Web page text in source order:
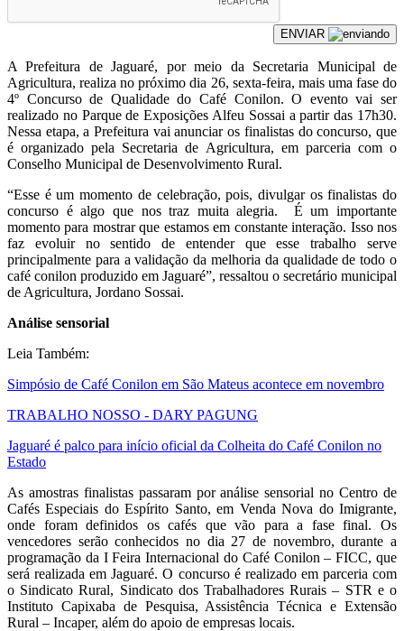
ENVIAR
A Prefeitura de Jaguaré, por meio da Secretaria Municipal de
Agricultura, realiza no próximo dia 26, sexta-feira, mais uma fase do
4º Concurso de Qualidade do Café Conilon. O evento vai ser
realizado no Parque de Exposições Alfeu Sossai a partir das 17h30.
Nessa etapa, a Prefeitura vai anunciar os finalistas do concurso, que
é organizado pela Secretaria de Agricultura, em parceria com o
Conselho Municipal de Desenvolvimento Rural.
“Esse é um momento de celebração, pois, divulgar os finalistas do
concurso é algo que nos traz muita alegria. É um importante
momento para mostrar que estamos em constante interação. Isso nos
faz evoluir no sentido de entender que esse trabalho serve
principalmente para a validação da melhoria da qualidade de todo o
café conilon produzido em Jaguaré”, ressaltou o secretário municipal
de Agricultura, Jordano Sossai.
Análise sensorial
Leia Também:
Simpósio de Café Conilon em São Mateus acontece em novembro
TRABALHO NOSSO - DARY PAGUNG
Jaguaré é palco para início oficial da Colheita do Café Conilon no
Estado
As amostras finalistas passaram por análise sensorial no Centro de
Cafés Especiais do Espírito Santo, em Venda Nova do Imigrante,
onde foram definidos os cafés que vão para a fase final. Os
vencedores serão conhecidos no dia 27 de novembro, durante a
programação da I Feira Internacional do Café Conilon – FICC, que
será realizada em Jaguaré. O concurso é realizado em parceria com
o Sindicato Rural, Sindicato dos Trabalhadores Rurais – STR e o
Instituto Capixaba de Pesquisa, Assistência Técnica e Extensão
Rural – Incaper, além do apoio de empresas locais.